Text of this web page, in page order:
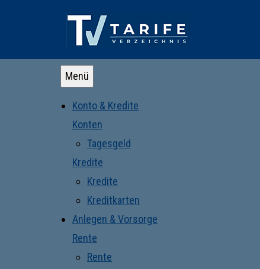
Menü
Konto & Kredite
Konten
Tagesgeld
Kredite
Kredite
Kreditkarten
Anlegen & Vorsorge
Rente
Rente